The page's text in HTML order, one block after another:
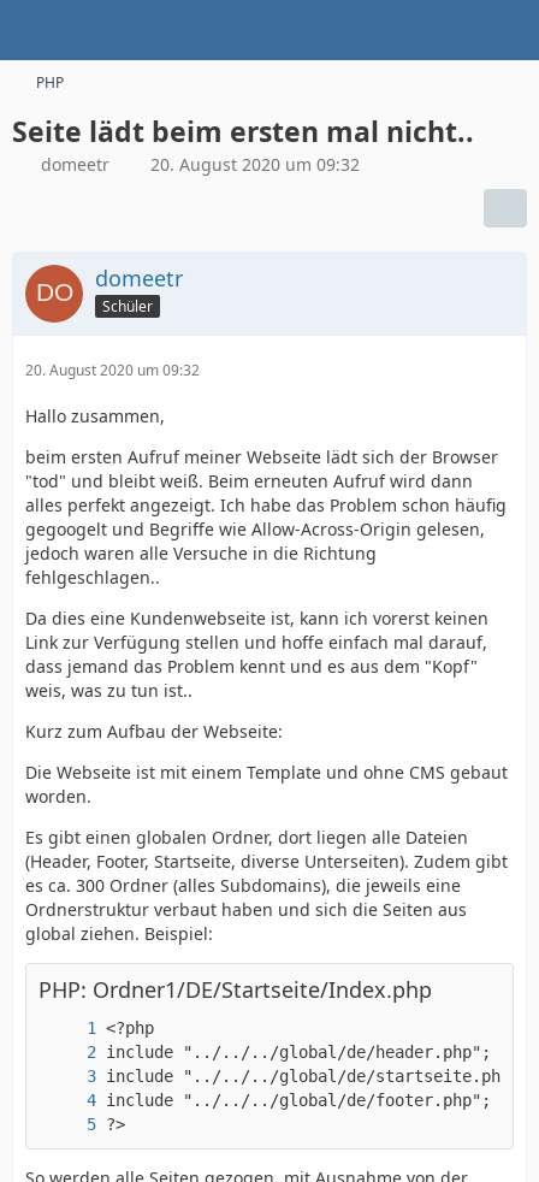
PHP
Seite lädt beim ersten mal nicht..
domeetr 20. August 2020 um 09:32
domeetr
Schüler
20. August 2020 um 09:32
Hallo zusammen,
beim ersten Aufruf meiner Webseite lädt sich der Browser
"tod" und bleibt weiß. Beim erneuten Aufruf wird dann
alles perfekt angezeigt. Ich habe das Problem schon häufig
gegoogelt und Begriffe wie Allow-Across-Origin gelesen,
jedoch waren alle Versuche in die Richtung
fehlgeschlagen..
Da dies eine Kundenwebseite ist, kann ich vorerst keinen
Link zur Verfügung stellen und hoffe einfach mal darauf,
dass jemand das Problem kennt und es aus dem "Kopf"
weis, was zu tun ist..
Kurz zum Aufbau der Webseite:
Die Webseite ist mit einem Template und ohne CMS gebaut
worden.
Es gibt einen globalen Ordner, dort liegen alle Dateien
(Header, Footer, Startseite, diverse Unterseiten). Zudem gibt
es ca. 300 Ordner (alles Subdomains), die jeweils eine
Ordnerstruktur verbaut haben und sich die Seiten aus
global ziehen. Beispiel:
PHP: Ordner1/DE/Startseite/Index.php
?>